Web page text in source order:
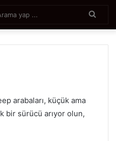
...
arabaları, küçük ama
bir sürücü arıyor olun,